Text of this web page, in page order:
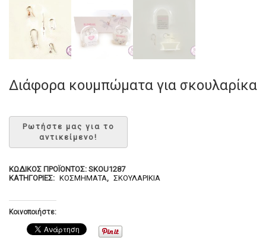
Διάφορα κουμπώματα για σκουλαρίκα
ΚΩΔΙΚΌΣ ΠΡΟΪΌΝΤΟΣ: SKOU1287
ΚΑΤΗΓΟΡΊΕΣ: ΚΟΣΜΉΜΑΤΑ, ΣΚΟΥΛΑΡΊΚΙΑ
Κοινοποιήστε: